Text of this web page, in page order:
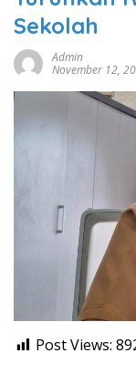
Sekolah
Admin
November 12,
Post Views: